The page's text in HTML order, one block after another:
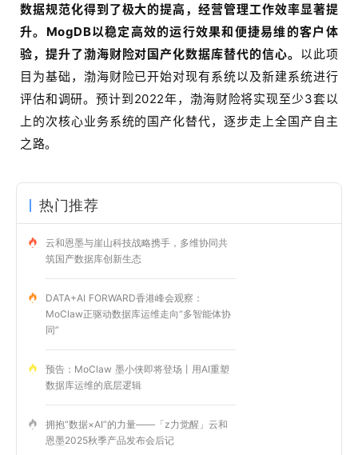
数据规范化得到了极大的提高，经营管理工作效率显著提
升。MogDB以稳定高效的运行效果和便捷易维的客户体
验，提升了渤海财险对国产化数据库替代的信心。 以此项
目为基础，渤海财险已开始对现有系统以及新建系统进行
评估和调研。预计到2022年，渤海财险将实现至少3套以
上的次核心业务系统的国产化替代，逐步走上全国产自主
之路。
热门推荐
云和恩墨与崖山科技战略携手，多维协同共
筑国产数据库创新生态
DATA+AI FORWARD香港峰会观察：
MoClaw正驱动数据库运维走向“多智能体协
同”
预告：MoClaw 墨小侠即将登场丨用AI重塑
数据库运维的底层逻辑
拥抱“数据×AI”的力量——「z力觉醒」云和
恩墨2025秋季产品发布会后记